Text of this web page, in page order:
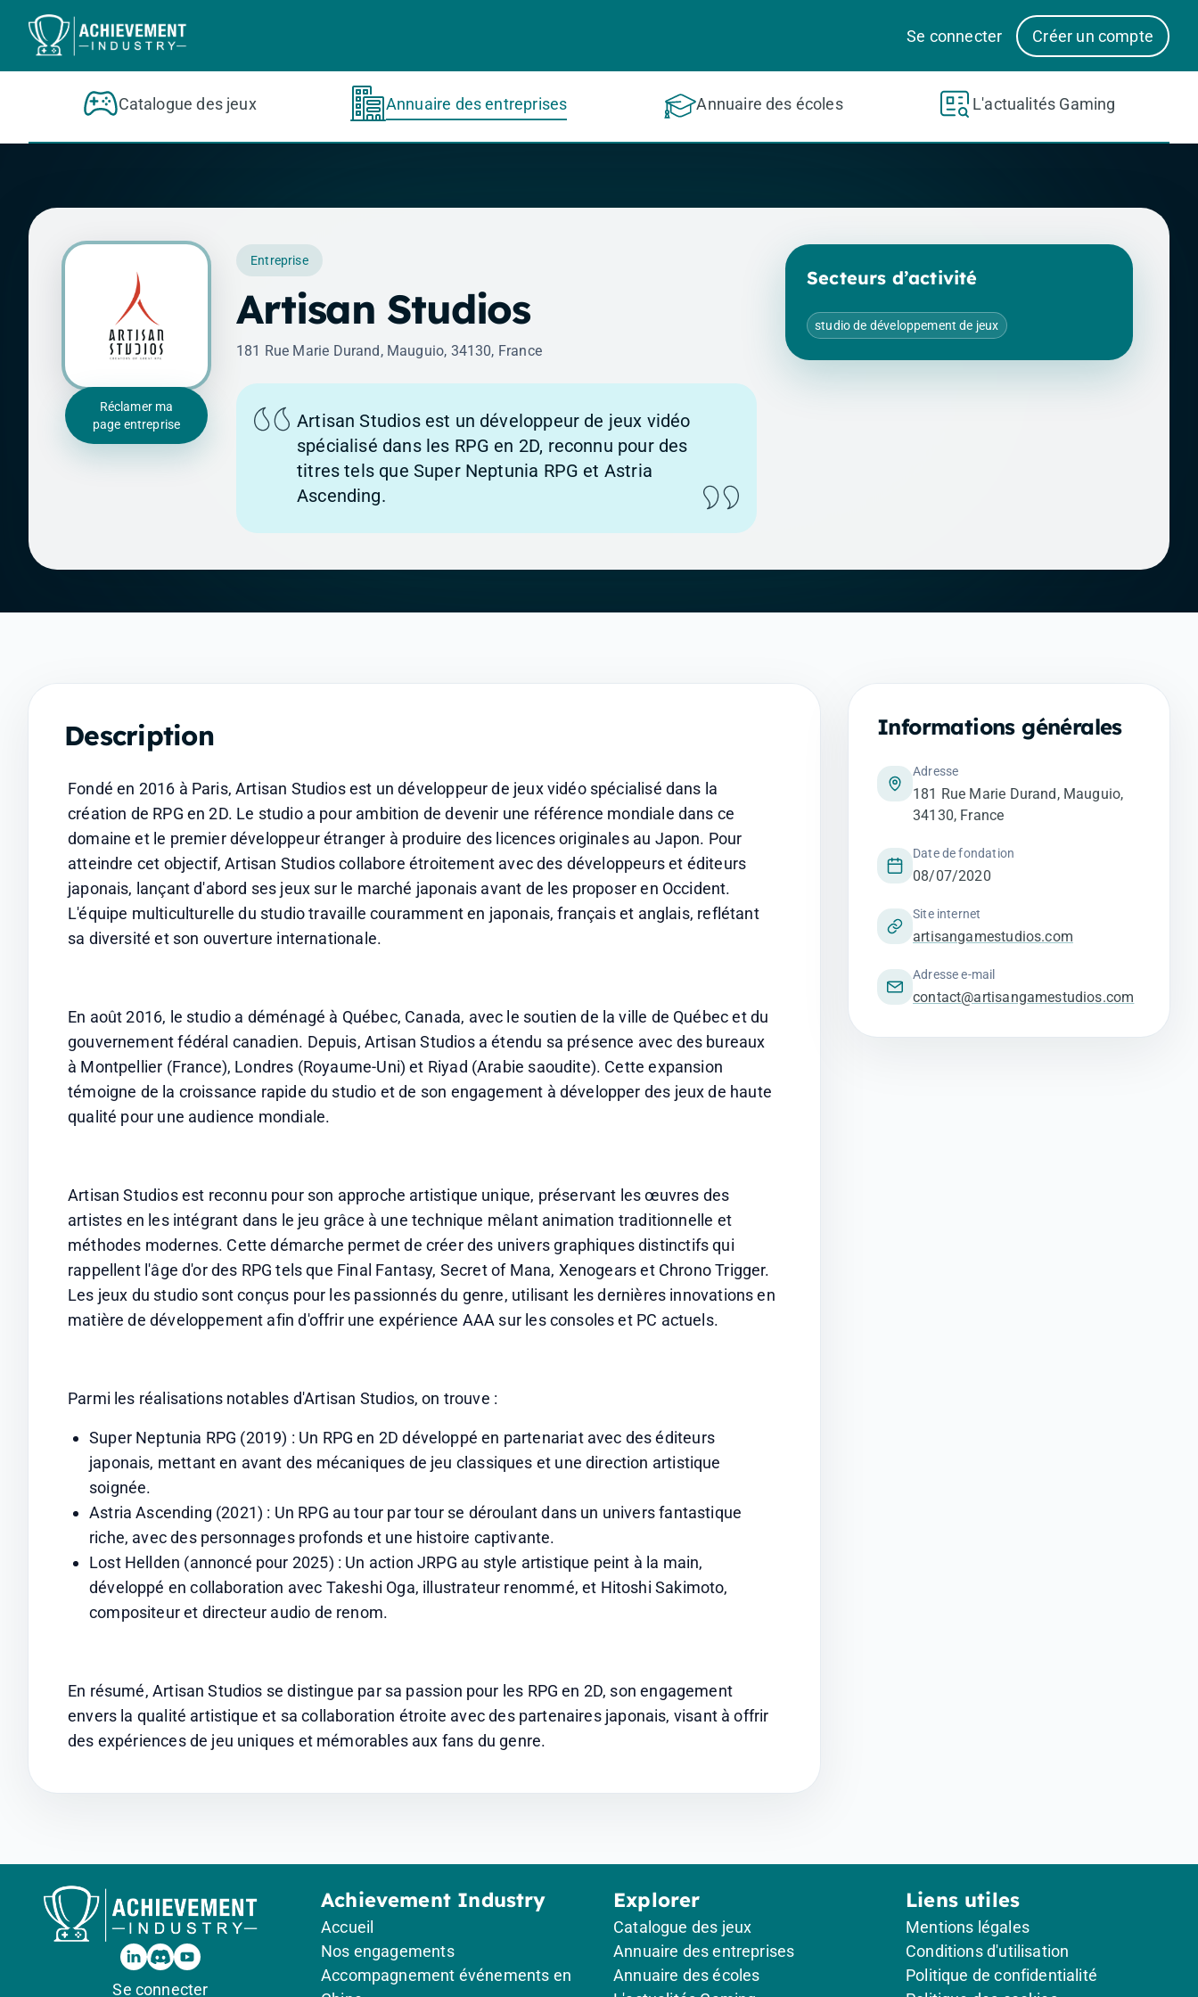
Aller au contenu principal
Se connecter
Créer un compte
Catalogue des jeux Annuaire des entreprises Annuaire des écoles L'actualités Gaming
Réclamer ma
page entreprise
Entreprise
Artisan Studios
181 Rue Marie Durand, Mauguio, 34130, France
Artisan Studios est un développeur de jeux vidéo
spécialisé dans les RPG en 2D, reconnu pour des
titres tels que Super Neptunia RPG et Astria
Ascending.
Secteurs d’activité
studio de développement de jeux
Description
Fondé en 2016 à Paris, Artisan Studios est un développeur de jeux vidéo spécialisé dans la
création de RPG en 2D. Le studio a pour ambition de devenir une référence mondiale dans ce
domaine et le premier développeur étranger à produire des licences originales au Japon. Pour
atteindre cet objectif, Artisan Studios collabore étroitement avec des développeurs et éditeurs
japonais, lançant d'abord ses jeux sur le marché japonais avant de les proposer en Occident.
L'équipe multiculturelle du studio travaille couramment en japonais, français et anglais, reflétant
sa diversité et son ouverture internationale.
En août 2016, le studio a déménagé à Québec, Canada, avec le soutien de la ville de Québec et du
gouvernement fédéral canadien. Depuis, Artisan Studios a étendu sa présence avec des bureaux
à Montpellier (France), Londres (Royaume-Uni) et Riyad (Arabie saoudite). Cette expansion
témoigne de la croissance rapide du studio et de son engagement à développer des jeux de haute
qualité pour une audience mondiale.
Artisan Studios est reconnu pour son approche artistique unique, préservant les œuvres des
artistes en les intégrant dans le jeu grâce à une technique mêlant animation traditionnelle et
méthodes modernes. Cette démarche permet de créer des univers graphiques distinctifs qui
rappellent l'âge d'or des RPG tels que Final Fantasy, Secret of Mana, Xenogears et Chrono Trigger.
Les jeux du studio sont conçus pour les passionnés du genre, utilisant les dernières innovations en
matière de développement afin d'offrir une expérience AAA sur les consoles et PC actuels.
Parmi les réalisations notables d'Artisan Studios, on trouve :
Super Neptunia RPG (2019) : Un RPG en 2D développé en partenariat avec des éditeurs
japonais, mettant en avant des mécaniques de jeu classiques et une direction artistique
soignée.
Astria Ascending (2021) : Un RPG au tour par tour se déroulant dans un univers fantastique
riche, avec des personnages profonds et une histoire captivante.
Lost Hellden (annoncé pour 2025) : Un action JRPG au style artistique peint à la main,
développé en collaboration avec Takeshi Oga, illustrateur renommé, et Hitoshi Sakimoto,
compositeur et directeur audio de renom.
En résumé, Artisan Studios se distingue par sa passion pour les RPG en 2D, son engagement
envers la qualité artistique et sa collaboration étroite avec des partenaires japonais, visant à offrir
des expériences de jeu uniques et mémorables aux fans du genre.
Informations générales
Adresse
181 Rue Marie Durand, Mauguio,
34130, France
Date de fondation
08/07/2020
Site internet
artisangamestudios.com
Adresse e-mail
contact@artisangamestudios.com
Se connecter
Achievement Industry
Accueil
Nos engagements
Accompagnement événements en
Explorer
Catalogue des jeux
Annuaire des entreprises
Annuaire des écoles
Liens utiles
Mentions légales
Conditions d'utilisation
Politique de confidentialité